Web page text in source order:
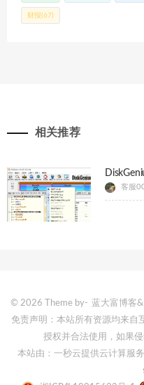
财报(67)
相关推荐
客服
© 2026 Theme by- 蓝大富博客
免责声明：本站所有资源均来自
授权并合法使用，如果
本站由：一秒云提供云计算服务